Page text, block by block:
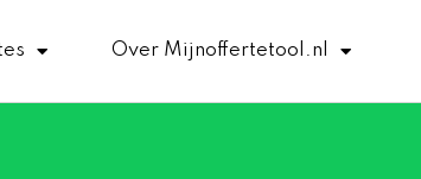
Over Mijnoffertetool.nl